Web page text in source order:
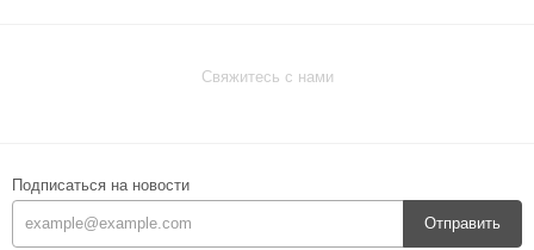
Свяжитесь с нами
Подписаться на новости
Отправить